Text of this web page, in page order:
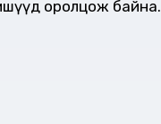
оролцож байна.